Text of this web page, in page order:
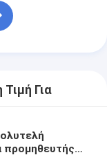
Για
προμηθευτής